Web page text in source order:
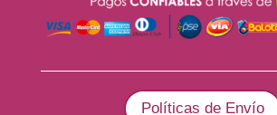
Políticas de Envío